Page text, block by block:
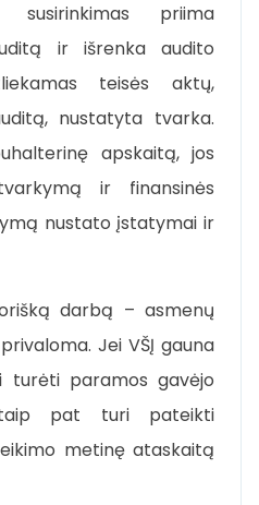
susirinkimas priima
ir išrenka audito
teisės aktų,
nustatyta tvarka.
apskaitą, jos
ir finansinės
nustato įstatymai ir
darbą – asmenų
Jei VŠĮ gauna
paramos gavėjo
taip pat turi pateikti
metinę ataskaitą